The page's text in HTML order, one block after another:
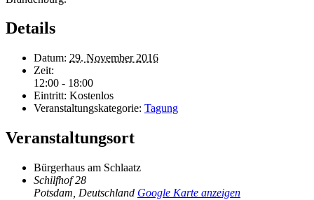
Details
Datum: 29. November 2016
Zeit:
12:00 - 18:00
Eintritt: Kostenlos
Veranstaltungskategorie: Tagung
Veranstaltungsort
Bürgerhaus am Schlaatz
Schilfhof 28
Potsdam Deutschland Google Karte anzeigen